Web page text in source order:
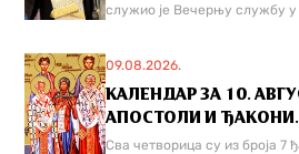
служио је Вечерњу службу у
09.08.2026.
КАЛЕНДАР ЗА 10.
АПОСТОЛИ И
Сва четворица су из броја 7